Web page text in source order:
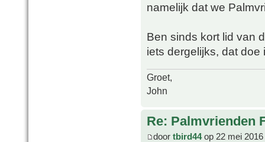
namelijk dat we
Ben sinds kort lid van
iets dergelijks, dat
Groet,
John
Re: Palmvrienden
door tbird44op 22 mei 2016